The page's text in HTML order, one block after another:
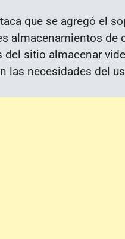
que se agregó el
almacenamientos de
sitio almacenar
las necesidades del